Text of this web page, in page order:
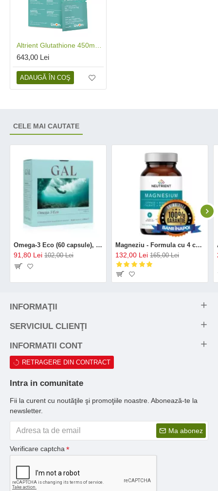
643,00 Lei
ADAUGĂ ÎN COŞ
CELE MAI CAUTATE
Omega-3 Eco (60 capsule), GAL
91,80 Lei 102,00 Lei
Magneziu - Formula cu 4 chelați (120 capsule), Neutrient
132,00 Lei 165,00 Lei
INFORMAŢII
SERVICIUL CLIENŢI
INFORMATII CONT
RETRAGERE DIN CONTRACT
Intra in comunitate
Fii la curent cu noutăţile şi promoţiile noastre. Abonează-te la
newsletter.
Ma abonez
Verificare captcha